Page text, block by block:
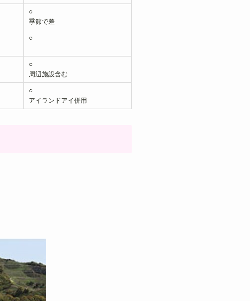
○
季節で差
○
○
周辺施設含む
○
アイランドアイ併用